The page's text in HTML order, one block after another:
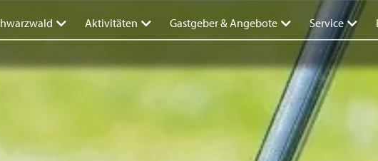
Aktivitäten Gastgeber & Angebote Service